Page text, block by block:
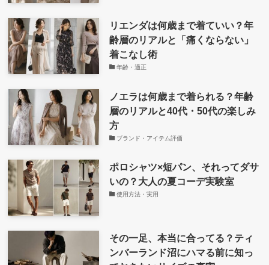
リエンダは何歳まで着ていい？年
齢層のリアルと「痛くならない」
着こなし術
年齢・適正
ノエラは何歳まで着られる？年齢
層のリアルと40代・50代の楽しみ
方
ブランド・アイテム評価
ポロシャツ×短パン、それってダサ
いの？大人の夏コーデ実験室
使用方法・実用
その一足、本当に合ってる？ティ
ンバーランド沼にハマる前に知っ